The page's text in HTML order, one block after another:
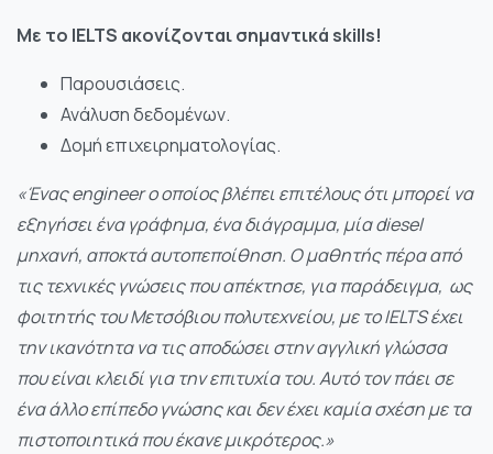
Με το IELTS ακονίζονται σημαντικά skills!
Παρουσιάσεις.
Ανάλυση δεδομένων.
Δομή επιχειρηματολογίας.
«Ένας engineer ο οποίος βλέπει επιτέλους ότι μπορεί να
εξηγήσει ένα γράφημα, ένα διάγραμμα, μία diesel
μηχανή, αποκτά αυτοπεποίθηση. Ο μαθητής πέρα από
τις τεχνικές γνώσεις που απέκτησε, για παράδειγμα, ως
φοιτητής του Μετσόβιου πολυτεχνείου, με το IELTS έχει
την ικανότητα να τις αποδώσει στην αγγλική γλώσσα
που είναι κλειδί για την επιτυχία του. Αυτό τον πάει σε
ένα άλλο επίπεδο γνώσης και δεν έχει καμία σχέση με τα
πιστοποιητικά που έκανε μικρότερος.»